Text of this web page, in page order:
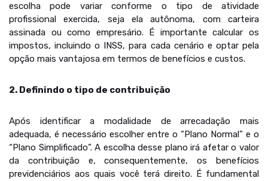
escolha pode variar conforme o tipo de atividade
profissional exercida, seja ela autônoma, com carteira
assinada ou como empresário. É importante calcular os
impostos, incluindo o INSS, para cada cenário e optar pela
opção mais vantajosa em termos de benefícios e custos.
2. Definindo o tipo de contribuição
Após identificar a modalidade de arrecadação mais
adequada, é necessário escolher entre o “Plano Normal” e o
“Plano Simplificado”. A escolha desse plano irá afetar o valor
da contribuição e, consequentemente, os benefícios
previdenciários aos quais você terá direito. É fundamental